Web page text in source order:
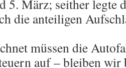
5. März; seither legte
die anteiligen
müssen die
auf – bleiben